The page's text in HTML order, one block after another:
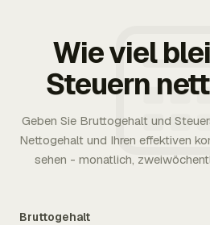
Wie viel
Steuern
Geben Sie Bruttogehalt und
Nettogehalt und Ihren effektiven
sehen - monatlich,
Bruttogehalt